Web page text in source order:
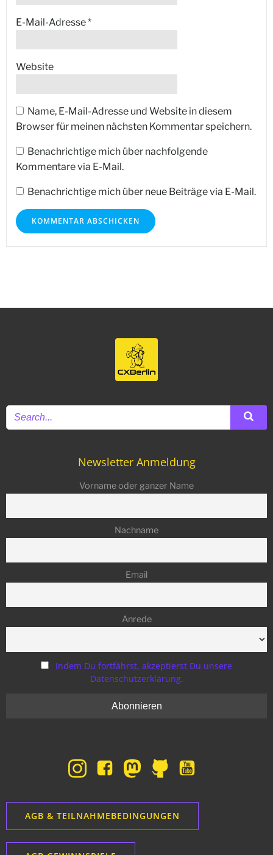
E-Mail-Adresse*
Website
Name, E-Mail-Adresse und Website in diesem
Browser für meinen nächsten Kommentar speichern.
Benachrichtige mich über nachfolgende
Kommentare via E-Mail.
Benachrichtige mich über neue Beiträge via E-Mail.
Newsletter Anmeldung
Vorname oder ganzer Name
Nachname
Email
Anrede
Indem Du fortfährst, akzeptierst Du unsere
Datenschutzerklärung.
AGB & TEILNAHMEBEDINGUNGEN